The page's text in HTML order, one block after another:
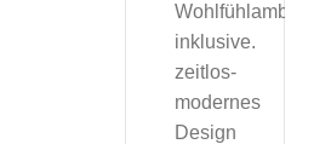
Wohlfühlambiente
inklusive.
zeitlos-
modernes
Design